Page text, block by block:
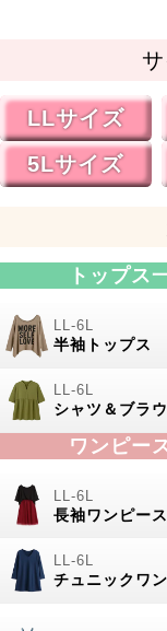
LLサイズ
5Lサイズ
トップス
半袖トップス
シャツ＆ブラ
ワンピー
長袖ワンピース
チュニックワ